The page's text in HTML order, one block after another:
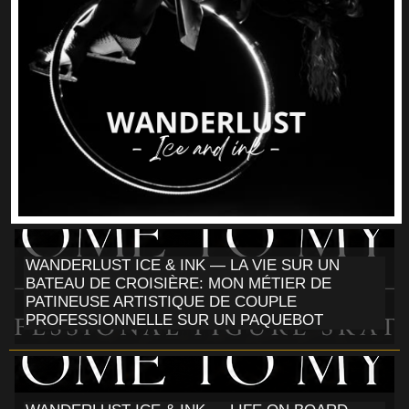
WANDERLUST ICE & INK — LA VIE SUR UN
BATEAU DE CROISIÈRE: MON MÉTIER DE
PATINEUSE ARTISTIQUE DE COUPLE
PROFESSIONNELLE SUR UN PAQUEBOT